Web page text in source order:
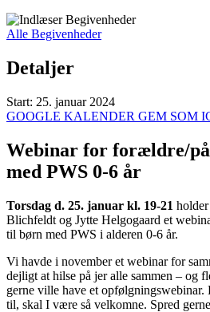
Alle Begivenheder
Detaljer
Start: 25. januar 2024
GOOGLE KALENDER GEM SOM
Webinar for forældre/
med PWS 0-6 år
Torsdag d. 25. januar kl. 19-21
Blichfeldt og Jytte Helgogaard et
til børn med PWS i alderen 0-6 år.
Vi havde i november et webinar for
dejligt at hilse på jer alle sammen – og
gerne ville have et opfølgningswebinar.
til, skal I være så velkomne. Spred